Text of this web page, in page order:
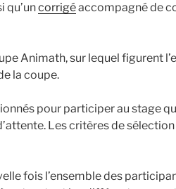
qu’uncorrigéaccompagné de
Animath, sur lequel figurent
la coupe.
pour participer au stage
Les critères de
fois l’ensemble des